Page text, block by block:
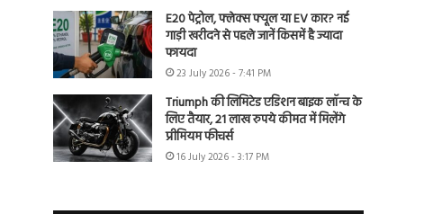
E20 पेट्रोल, फ्लेक्स फ्यूल या EV कार? नई
गाड़ी खरीदने से पहले जानें किसमें है ज्यादा
फायदा
23 July 2026 - 7:41 PM
Triumph की लिमिटेड एडिशन बाइक लॉन्च के
लिए तैयार, 21 लाख रुपये कीमत में मिलेंगे
प्रीमियम फीचर्स
16 July 2026 - 3:17 PM